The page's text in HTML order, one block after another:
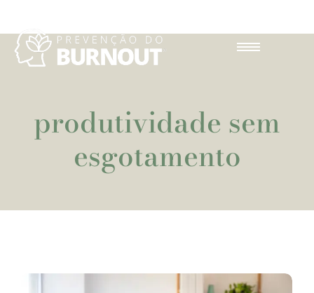
produtividade sem
esgotamento